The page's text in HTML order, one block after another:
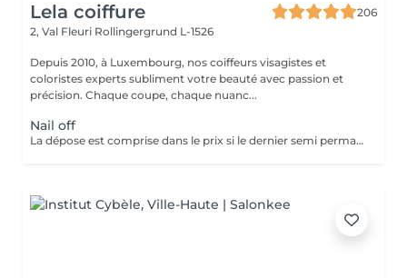
Lela coiffure
206
2, Val Fleuri Rollingergrund L-1526
Depuis 2010, à Luxembourg, nos coiffeurs visagistes et
coloristes experts subliment votre beauté avec passion et
précision. Chaque coupe, chaque nuanc...
Nail off
La dépose est comprise dans le prix si le dernier semi permanent a été fait au salon.